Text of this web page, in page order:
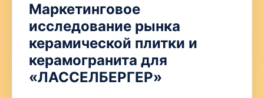
Маркетинговое
исследование рынка
керамической плитки и
керамогранита для
«ЛАССЕЛБЕРГЕР»